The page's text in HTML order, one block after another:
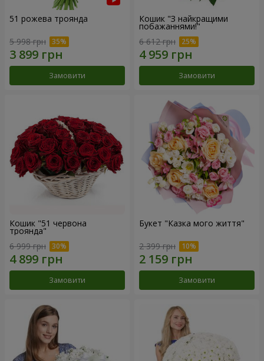
51 рожева троянда
5 998 грн
Замовити
Кошик "З найкращими
побажаннями!"
6 612 грн
Замовити
Кошик "51 червона
троянда"
6 999 грн
Замовити
Букет "Казка мого життя"
2 399 грн
Замовити